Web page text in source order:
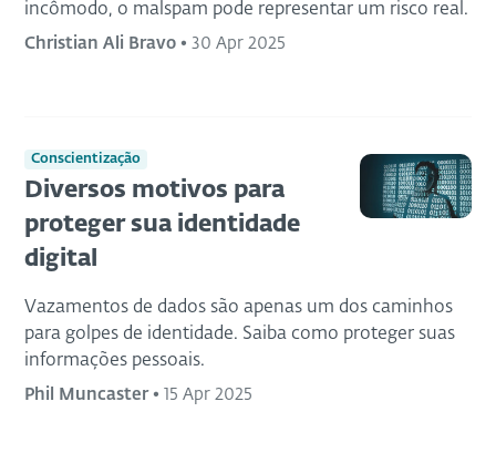
incômodo, o malspam pode representar um risco real.
Christian Ali Bravo • 30 Apr 2025
Conscientização
Diversos motivos para
proteger sua identidade
digital
Vazamentos de dados são apenas um dos caminhos
para golpes de identidade. Saiba como proteger suas
informações pessoais.
Phil Muncaster• 15 Apr 2025